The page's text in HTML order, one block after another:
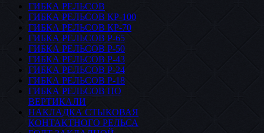
ГИБКА РЕЛЬСОВ
ГИБКА РЕЛЬСОВ КР-100
ГИБКА РЕЛЬСОВ КР-70
ГИБКА РЕЛЬСОВ Р-65
ГИБКА РЕЛЬСОВ Р-50
ГИБКА РЕЛЬСОВ Р-43
ГИБКА РЕЛЬСОВ Р-24
ГИБКА РЕЛЬСОВ Р-18
ГИБКА РЕЛЬСОВ ПО
ВЕРТИКАЛИ
НАКЛАДКА СТЫКОВАЯ
КОНТАКТНОГО РЕЛЬСА